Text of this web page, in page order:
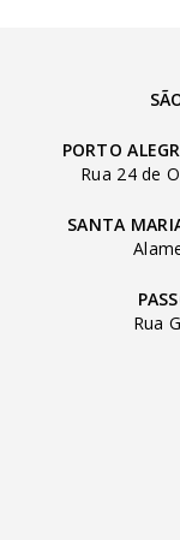
PORTO
Rua 24 de
SANTA
Rua